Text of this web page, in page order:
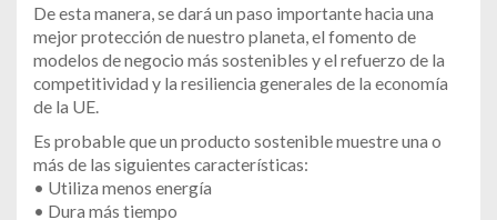
De esta manera, se dará un paso importante hacia una
mejor protección de nuestro planeta, el fomento de
modelos de negocio más sostenibles y el refuerzo de la
competitividad y la resiliencia generales de la economía
de la UE.
Es probable que un producto sostenible muestre una o
más de las siguientes características:
• Utiliza menos energía
• Dura más tiempo